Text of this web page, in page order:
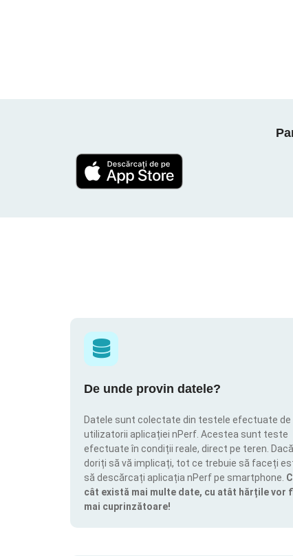
De unde provin datele?
Datele sunt colectate din testele efectuate de
utilizatorii aplicației nPerf. Acestea sunt teste
efectuate în condiții reale, direct pe teren. Dacă
doriți să vă implicați, tot ce trebuie să faceți
să descărcați aplicația nPerf pe smartphone.
cât există mai multe date, cu atât hărțile vor
mai cuprinzătoare!